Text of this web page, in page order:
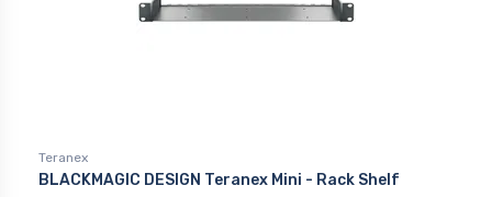
Teranex
BLACKMAGIC DESIGN Teranex Mini - Rack Shelf